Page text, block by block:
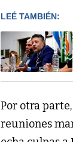
LEÉ TAMBIÉN:
Por otra parte,
reuniones